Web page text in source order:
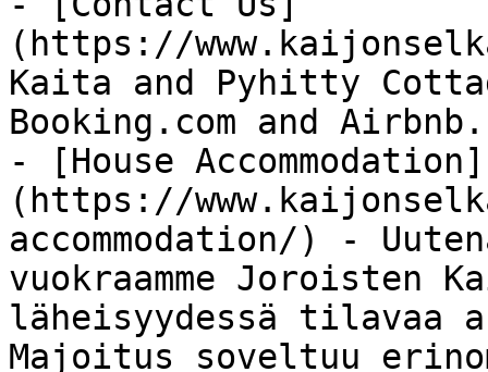
(https://
Kaita and Pyhitty
Booking.com and Airbnb.
- [House Accommodation]
(https://
accommodation/) -
vuokraamme Joroisten
läheisyydessä tilavaa
Majoitus soveltuu